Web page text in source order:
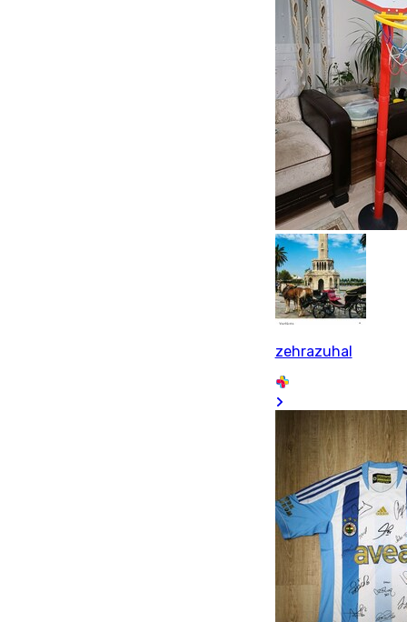
zehrazuhal